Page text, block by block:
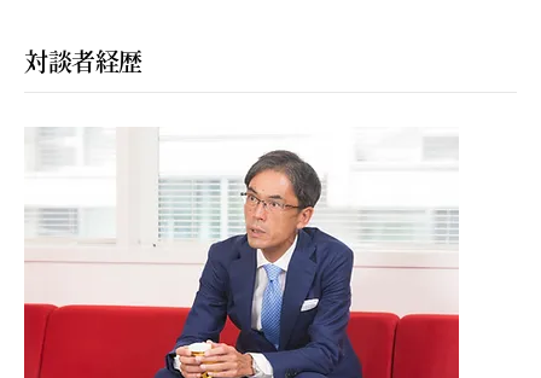
対談者経歴